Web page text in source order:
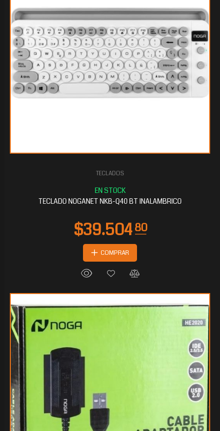
TECLADOS
TECLADO NOGANET NKB-Q40 BT INALAMBRICO
COMPRAR
$32.64960
$29.47280